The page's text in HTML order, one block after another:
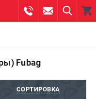
Fubag
СОРТИРОВКА